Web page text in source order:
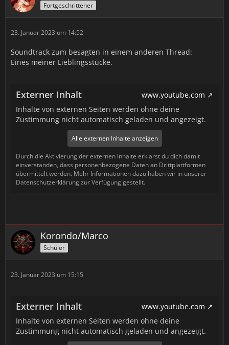
Fortgeschrittener
23. Januar 2023 um 14:52
Soundtrack zum besagten in einem anderen Thread:
Eines meiner Lieblingsstücke.
Externer Inhalt
www.youtube.com
Inhalte von externen Seiten werden ohne deine
Zustimmung nicht automatisch geladen und angezeigt.
Alle externen Inhalte anzeigen
Durch die Aktivierung der externen Inhalte erklärst du dich damit
einverstanden, dass personenbezogene Daten an Drittplattformen
übermittelt werden. Mehr Informationen dazu haben wir in unserer
Datenschutzerklärung zur Verfügung gestellt.
Korondo/Marco
Schüler
23. Januar 2023 um 15:15
Externer Inhalt
www.youtube.com
Inhalte von externen Seiten werden ohne deine
Zustimmung nicht automatisch geladen und angezeigt.